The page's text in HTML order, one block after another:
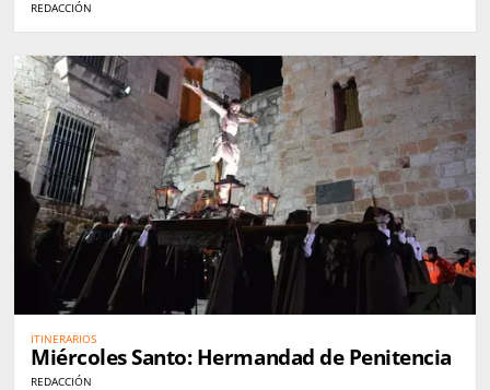
REDACCIÓN
ITINERARIOS
Miércoles Santo: Hermandad de Penitencia
REDACCIÓN